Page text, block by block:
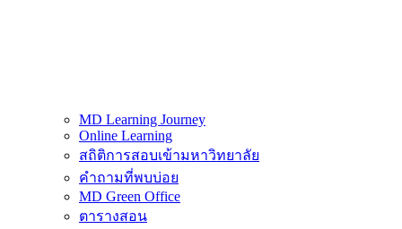
MD Learning Journey
Online Learning
สถิติการสอบเข้ามหาวิทยาลัย
คำถามที่พบบ่อย
MD Green Office
ตารางสอน